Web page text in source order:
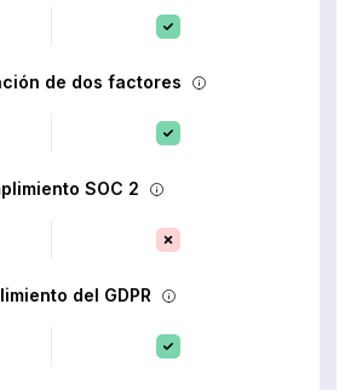
de dos factores
SOC 2
del GDPR